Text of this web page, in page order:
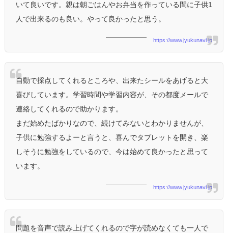
いて良いです。親は朝ごはんやお弁当を作っている間に子供1
人で出来るのも良い。やって良かったと思う。
https://www.jyukunavi.jp
自動で採点してくれるところや、出来たシールをあげると大
喜びしています。学習時間や学習内容が、その都度メールで
連絡してくれるので助かります。
まだ始めたばかりなので、続けてみないとわかりませんが、
子供に勉強するよーと言うと、喜んでタブレットを開き、楽
しそうに勉強をしているので、今は始めて良かったと思って
います。
https://www.jyukunavi.jp
問題を音声で読み上げてくれるので字が読めなくても一人で